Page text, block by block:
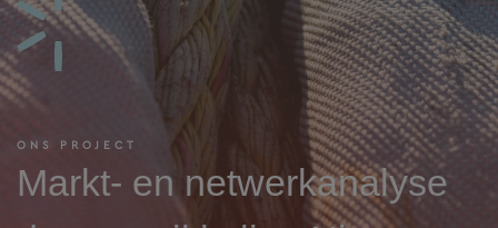
ONS PROJECT
Markt- en netwerkanalyse